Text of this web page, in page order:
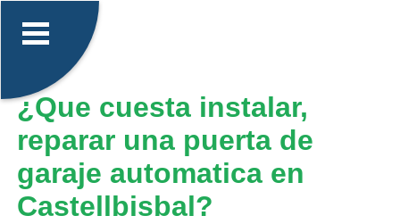
¿Que cuesta instalar,
reparar una puerta de
garaje automatica en
Castellbisbal?